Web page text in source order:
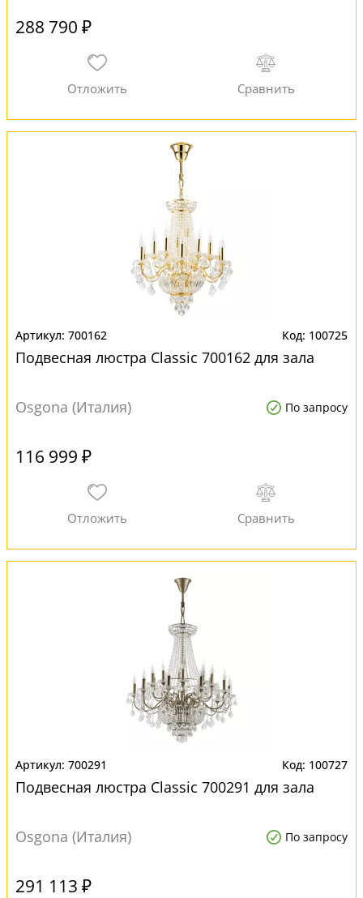
288 790 ₽
700162 100725
Подвесная люстра Classic 700162 для зала
Osgona (Италия) По запросу
116 999 ₽
700291 100727
Подвесная люстра Classic 700291 для зала
Osgona (Италия) По запросу
291 113 ₽